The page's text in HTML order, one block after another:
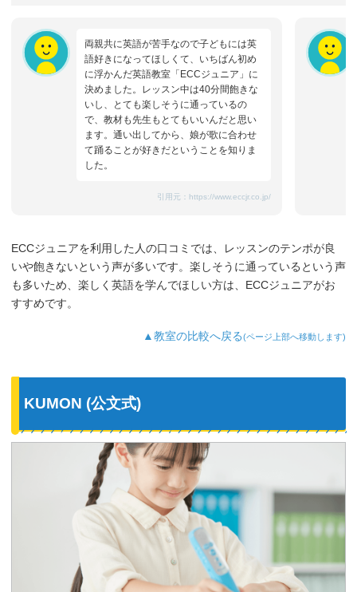
両親共に英語が苦手なので子どもには英
語好きになってほしくて、いちばん初め
に浮かんだ英語教室「ECCジュニア」に
決めました。レッスン中は40分間飽きな
いし、とても楽しそうに通っているの
で、教材も先生もとてもいいんだと思い
ます。通い出してから、娘が歌に合わせ
て踊ることが好きだということを知りま
した。
引用元： https://www.eccjr.co.jp/
ECCジュニアを利用した人の口コミでは、レッスンのテンポが良
いや飽きないという声が多いです。楽しそうに通っているという声
も多いため、楽しく英語を学んでほしい方は、ECCジュニアがお
すすめです。
▲教室の比較へ戻る(ページ上部へ移動します)
KUMON (公文式)